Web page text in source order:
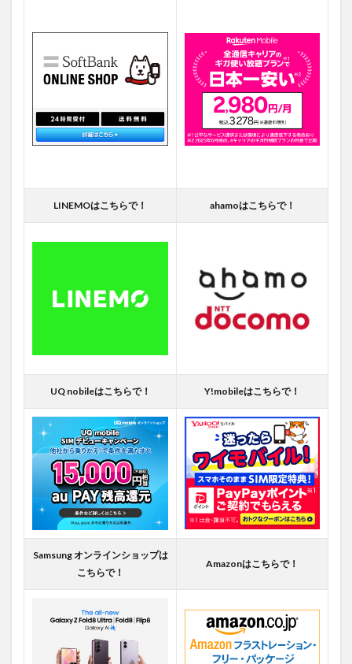
LINEMOはこちらで！ ahamoはこちらで！
UQ nobileはこちらで！ Y!mobileはこちらで！
Samsung オンラインショップは
こちらで！
Amazonはこちらで！